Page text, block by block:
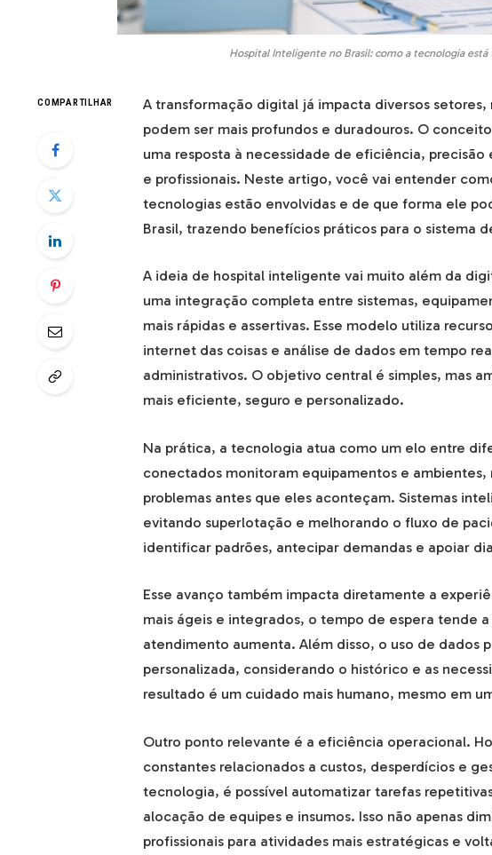
Hospital Inteligente no Brasil: como a tecnologia está
COMPARTILHAR
A transformação digital já impacta diversos setores,
podem ser mais profundos e duradouros. O
uma resposta à necessidade de eficiência,
e profissionais. Neste artigo, você vai entender
tecnologias estão envolvidas e de que forma ele
Brasil, trazendo benefícios práticos para o sistema
A ideia de hospital inteligente vai muito além da
uma integração completa entre sistemas,
mais rápidas e assertivas. Esse modelo utiliza
internet das coisas e análise de dados em tempo
administrativos. O objetivo central é simples, mas
mais eficiente, seguro e personalizado.
Na prática, a tecnologia atua como um elo entre
conectados monitoram equipamentos e ambientes,
problemas antes que eles aconteçam. Sistemas
evitando superlotação e melhorando o fluxo de
identificar padrões, antecipar demandas e apoiar
Esse avanço também impacta diretamente a
mais ágeis e integrados, o tempo de espera tende
atendimento aumenta. Além disso, o uso de dados
personalizada, considerando o histórico e as
resultado é um cuidado mais humano, mesmo em
Outro ponto relevante é a eficiência operacional.
constantes relacionados a custos, desperdícios e
tecnologia, é possível automatizar tarefas
alocação de equipes e insumos. Isso não apenas
profissionais para atividades mais estratégicas e